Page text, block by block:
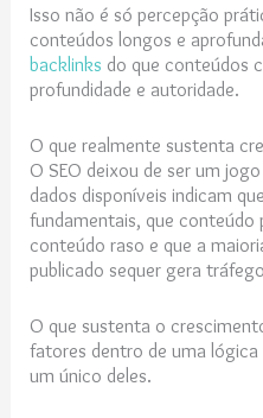
Isso não é só percepção
conteúdos longos e
backlinks do que conteúdos
profundidade e autoridade.
O que realmente sustenta
O SEO deixou de ser um
dados disponíveis indicam
fundamentais, que
conteúdo raso e que a
publicado sequer gera
O que sustenta o
fatores dentro de uma
um único deles.